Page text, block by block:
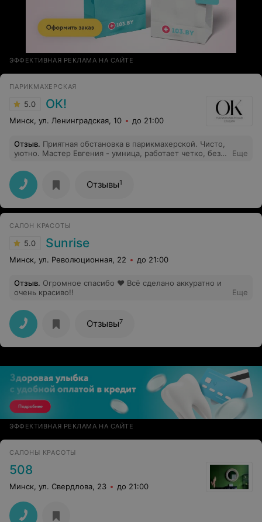
ЭФФЕКТИВНАЯ РЕКЛАМА НА САЙТЕ
ПАРИКМАХЕРСКАЯ
5.0 ОК!
Минск, ул. Ленинградская, 10 до 21:00
Отзыв. Приятная обстановка в парикмахерской. Чисто,
уютно. Мастер Евгения - умница, работает четко, без
уверенной в себе женщиной. Что еще нужно?
Спасибо, Евгения.
Еще
Отзывы1
САЛОН КРАСОТЫ
5.0 Sunrise
Минск, ул. Революционная, 22 до 21:00
Отзыв. Огромное спасибо ❤️ Всё сделано аккуратно и
очень красиво!!
Еще
Отзывы7
ЭФФЕКТИВНАЯ РЕКЛАМА НА САЙТЕ
САЛОНЫ КРАСОТЫ
508
Минск, ул. Свердлова, 23 до 21:00